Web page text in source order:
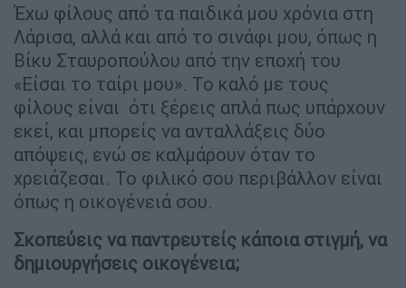
Έχω φίλους από τα παιδικά μου χρόνια στη
Λάρισα, αλλά και από το σινάφι μου, όπως η
Βίκυ Σταυροπούλου από την εποχή του
«Είσαι το ταίρι μου». Το καλό με τους
φίλους είναι ότι ξέρεις απλά πως υπάρχουν
εκεί, και μπορείς να ανταλλάξεις δύο
απόψεις, ενώ σε καλμάρουν όταν το
χρειάζεσαι. Το φιλικό σου περιβάλλον είναι
όπως η οικογένειά σου.
Σκοπεύεις να παντρευτείς κάποια στιγμή, να
δημιουργήσεις οικογένεια;